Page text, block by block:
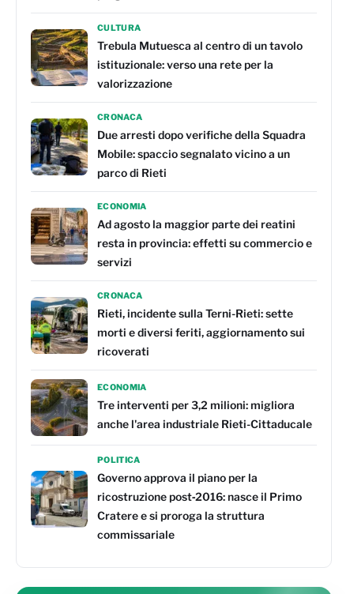
CULTURA
Trebula Mutuesca al centro di un tavolo
istituzionale: verso una rete per la
valorizzazione
CRONACA
Due arresti dopo verifiche della Squadra
Mobile: spaccio segnalato vicino a un
parco di Rieti
ECONOMIA
Ad agosto la maggior parte dei reatini
resta in provincia: effetti su commercio e
servizi
CRONACA
Rieti, incidente sulla Terni-Rieti: sette
morti e diversi feriti, aggiornamento sui
ricoverati
ECONOMIA
Tre interventi per 3,2 milioni: migliora
anche l'area industriale Rieti-Cittaducale
POLITICA
Governo approva il piano per la
ricostruzione post‑2016: nasce il Primo
Cratere e si proroga la struttura
commissariale